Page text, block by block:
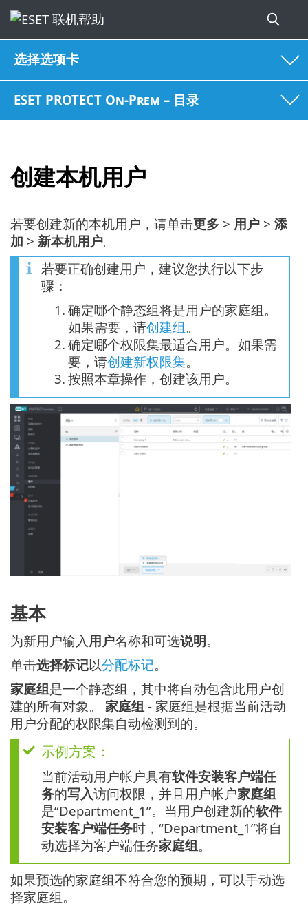
选择选项卡
ESET PROTECT On-Prem – 目录
创建本机用户
若要创建新的本机用户，请单击更多 > 用户 > 添
加 > 新本机用户。
若要正确创建用户，建议您执行以下步
骤：
1. 确定哪个静态组将是用户的家庭组。
如果需要，请创建组 。
2. 确定哪个权限集最适合用户。如果需
要，请创建新权限集。
3. 按照本章操作，创建该用户。
基本
为新用户输入 用户名称和可选说明。
单击选择标记以分配标记。
家庭组是一个静态组，其中将自动包含此用户创
建的所有对象。 家庭组 - 家庭组是根据当前活动
用户分配的权限集自动检测到的。
示例方案：
当前活动用户帐户具有软件安装客户端任
务的写入访问权限，并且用户帐户家庭组
是“Department_1”。当用户创建新的软件
安装客户端任务时，“Department_1”将自
动选择为客户端任务家庭组。
如果预选的家庭组不符合您的预期，可以手动选
择家庭组。